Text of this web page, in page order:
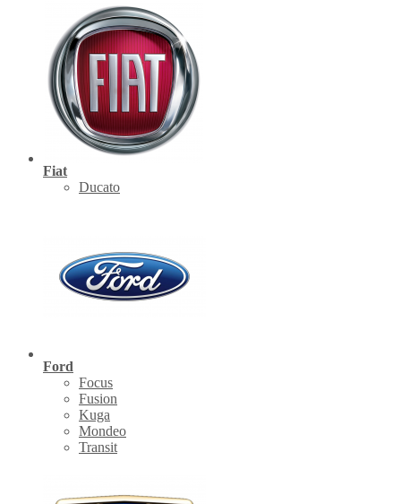
Fiat
Ducato
Ford
Focus
Fusion
Kuga
Mondeo
Transit